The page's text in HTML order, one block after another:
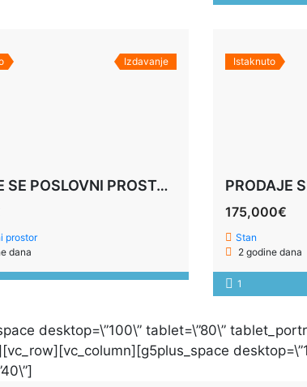
Izdavanje
IZDAJE SE POSLOVNI PROSTOR, 1500M2, PODGORICA
prostor
dana
Istaknuto
175,000€
Stan
2 godine dana
1
desktop=\”100\” tablet=\”80\”